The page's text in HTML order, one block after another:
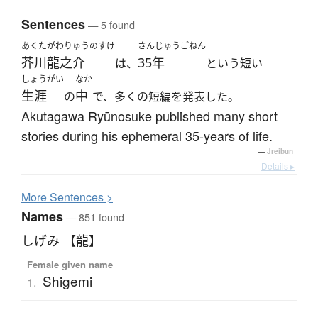
Sentences— 5 found
あくたがわりゅうのすけ
芥川龍之介 は、
さんじゅうごねん
35年 という短い
しょうがい
生涯 の
なか
中 で、多くの短編を発表した。
Akutagawa Ryūnosuke published many short
stories during his ephemeral 35-years of life.
— Jreibun
Details ▸
MoreSentences >
Names— 851 found
しげみ 【龍】
Female given name
1. Shigemi